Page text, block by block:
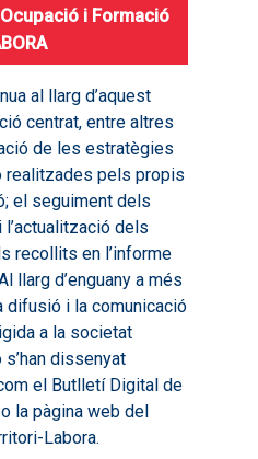
i Formació
al llarg d’aquest
centrat, entre altres
de les estratègies
realitzades pels propis
el seguiment dels
dels
recollits en l’informe
llarg d’enguany a més
difusió i la comunicació
a la societat
dissenyat
el Butlletí Digital de
la pàgina web del
Labora.